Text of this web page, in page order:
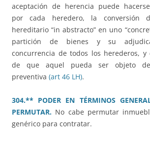
aceptación de herencia puede
por cada heredero, la conversión
hereditario “in abstracto” en uno
partición de bienes y su
concurrencia de todos los herederos,
de que aquel pueda ser objeto
preventiva (art 46 LH).
304.** PODER EN TÉRMINOS
PERMUTAR. No cabe permutar
genérico para contratar.